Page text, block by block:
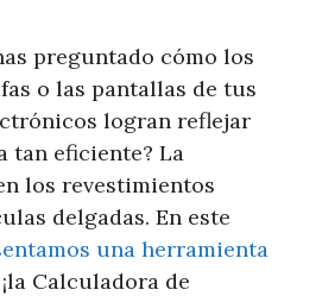
preguntado cómo los
o las pantallas de tus
logran reflejar
tan eficiente? La
los revestimientos
delgadas. En este
una herramienta
¡la Calculadora de